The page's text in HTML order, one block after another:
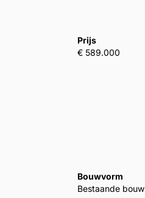
Prijs
€ 589.000
Bouwvorm
Bestaande bouw